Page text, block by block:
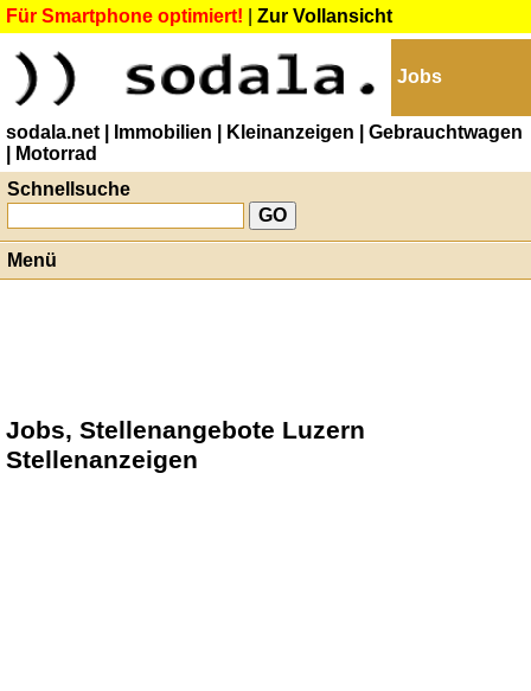
Für Smartphone optimiert! Zur Vollansicht
Jobs
sodala.net | Immobilien | Kleinanzeigen
| Gebrauchtwagen
| Motorrad
Schnellsuche
Menü
Jobs, Stellenangebote Luzern
Stellenanzeigen